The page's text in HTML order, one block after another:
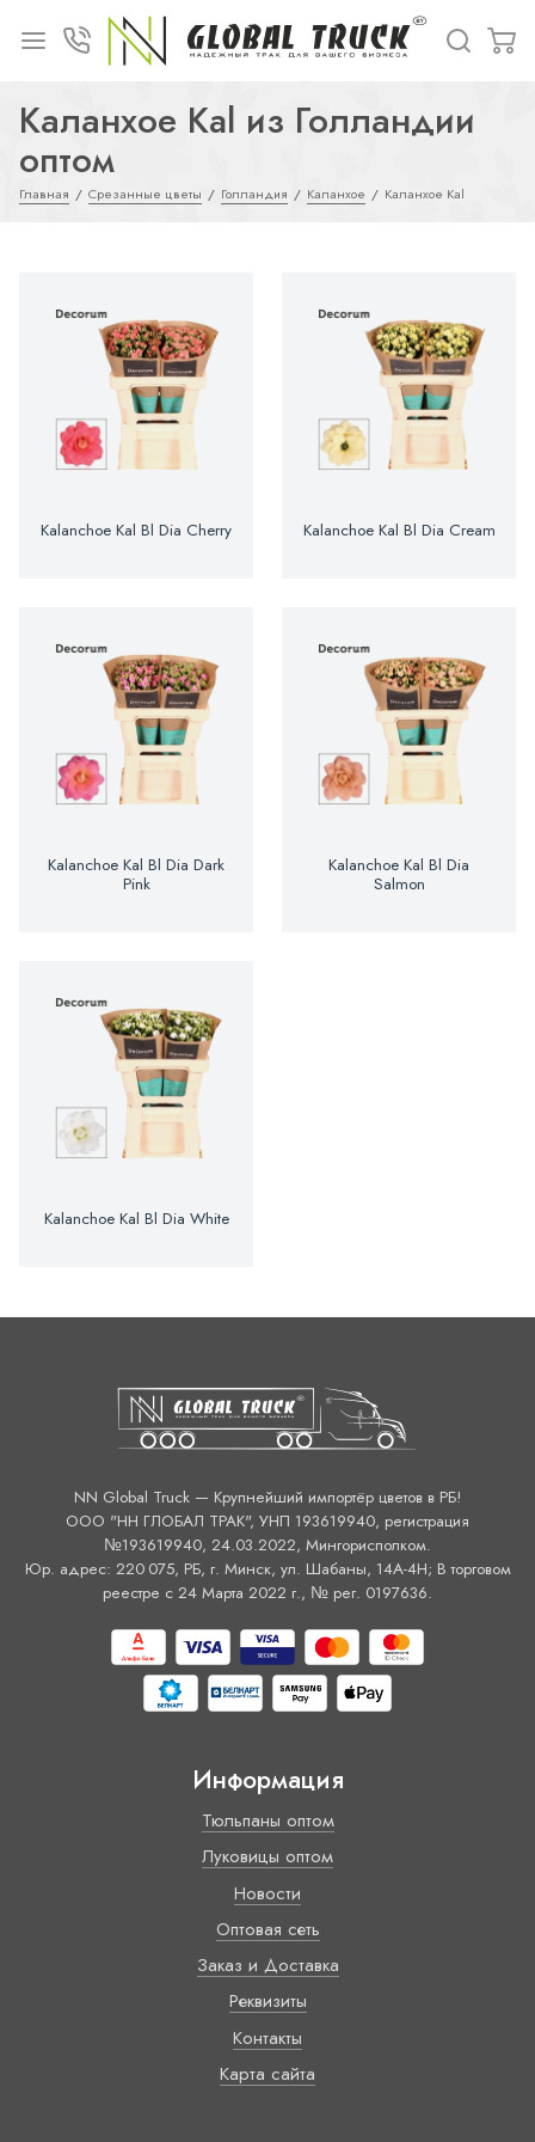
Каланхое Kal из Голландии
оптом
Главная Срезанные цветы Голландия Каланхое Каланхое Kal
Kalanchoe Kal Bl Dia Cherry Kalanchoe Kal Bl Dia Cream
Kalanchoe Kal Bl Dia Dark
Pink
Kalanchoe Kal Bl Dia
Salmon
Kalanchoe Kal Bl Dia White
NN Global Truck — Крупнейший импортёр цветов в РБ!
ООО "НН ГЛОБАЛ ТРАК", УНП 193619940, регистрация
№193619940, 24.03.2022, Мингорисполком.
Юр. адрес: 220 075, РБ, г. Минск, ул. Шабаны, 14А-4H; В торговом
реестре с 24 Марта 2022 г., № рег. 0197636.
Информация
Тюльпаны оптом
Луковицы оптом
Новости
Оптовая сеть
Заказ и Доставка
Реквизиты
Контакты
Карта сайта